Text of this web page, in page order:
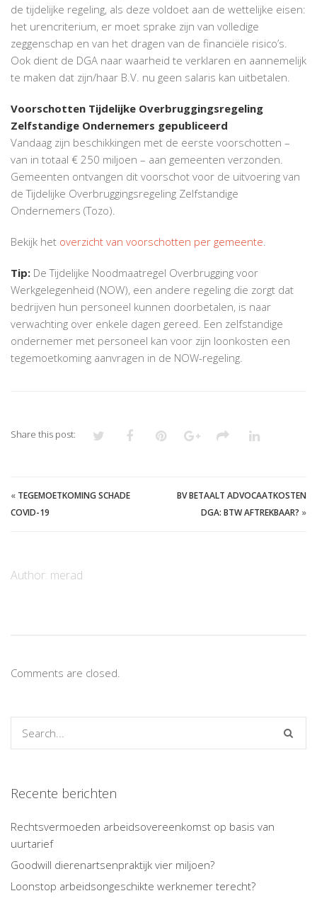
de tijdelijke regeling, als deze voldoet aan de wettelijke eisen:
het urencriterium, er moet sprake zijn van volledige
zeggenschap en van het dragen van de financiële risico’s.
Ook dient de DGA naar waarheid te verklaren en aannemelijk
te maken dat zijn/haar B.V. nu geen salaris kan uitbetalen.
Voorschotten Tijdelijke Overbruggingsregeling
Zelfstandige Ondernemers gepubliceerd
Vandaag zijn beschikkingen met de eerste voorschotten –
van in totaal € 250 miljoen – aan gemeenten verzonden.
Gemeenten ontvangen dit voorschot voor de uitvoering van
de Tijdelijke Overbruggingsregeling Zelfstandige
Ondernemers (Tozo).
Bekijk het overzicht van voorschotten per gemeente
Tip: De Tijdelijke Noodmaatregel Overbrugging voor
Werkgelegenheid (NOW), een andere regeling die zorgt dat
bedrijven hun personeel kunnen doorbetalen, is naar
verwachting over enkele dagen gereed. Een zelfstandige
ondernemer met personeel kan voor zijn loonkosten een
tegemoetkoming aanvragen in de NOW-regeling.
Share this post:
« TEGEMOETKOMING SCHADE
COVID-19
BV BETAALT ADVOCAATKOSTEN
DGA: BTW AFTREKBAAR? »
Author: merad
Comments are closed.
Recente berichten
Rechtsvermoeden arbeidsovereenkomst op basis van
uurtarief
Goodwill dierenartsenpraktijk vier miljoen?
Loonstop arbeidsongeschikte werknemer terecht?